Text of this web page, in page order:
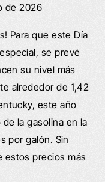
de 2026
Para que este Día
se prevé
su nivel más
alrededor de 1,42
este año
la gasolina en la
por galón. Sin
estos precios más